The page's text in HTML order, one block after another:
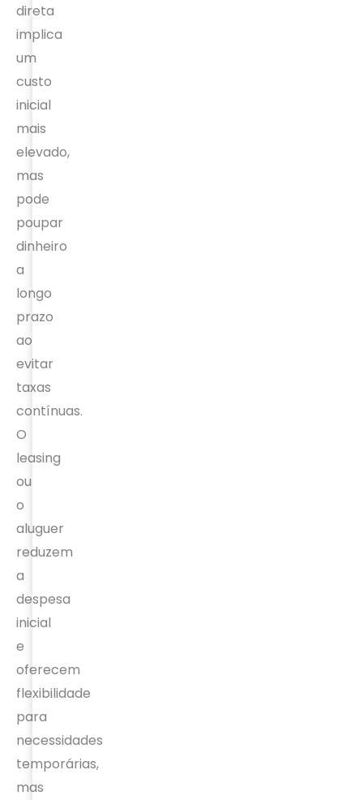
direta
implica
um
custo
inicial
mais
elevado,
mas
pode
poupar
dinheiro
a
longo
prazo
ao
evitar
taxas
contínuas.
O
leasing
ou
o
aluguer
reduzem
a
despesa
inicial
e
oferecem
flexibilidade
para
necessidades
temporárias,
mas